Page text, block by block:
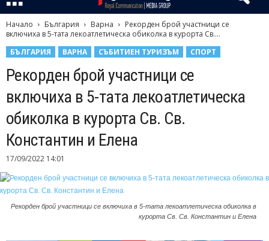
Начало България Варна
Рекорден брой участници се
включиха в 5-тата лекоатлетическа обиколка в курорта Св....
БЪЛГАРИЯ
ВАРНА СЪБИТИЕН ТУРИЗЪМ СПОРТ
Рекорден брой участници се
включиха в 5-тата лекоатлетическа
обиколка в курорта Св. Св.
Константин и Елена
17/09/2022 14:01
Рекорден брой участници се включиха в 5-тата лекоатлетическа обиколка в
курорта Св. Св. Константин и Елена